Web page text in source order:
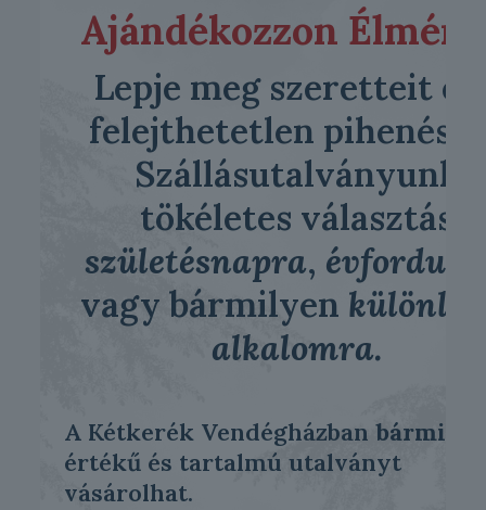
Ajándékozzon
Lepje meg szeretteit
felejthetetlen
Szállásutalványunk
tökéletes választás
születésnapra,
vagy bármilyen
alkalomra.
A Kétkerék Vendégházban
értékű és tartalmú utalványt
vásárolhat.